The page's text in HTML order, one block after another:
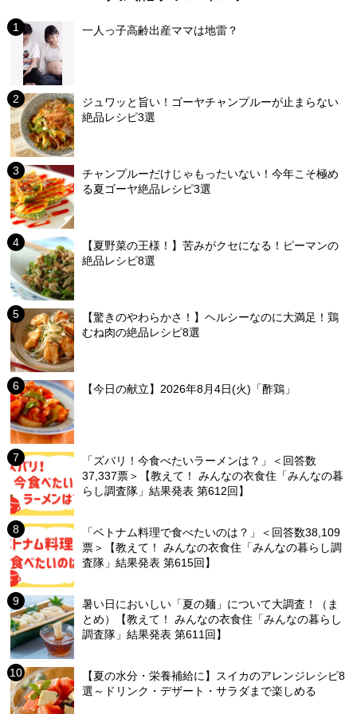
一人っ子高齢出産ママは地雷？
ジュワッと旨い！ゴーヤチャンプルーが止まらない
絶品レシピ3選
チャンプルーだけじゃもったいない！今年こそ極め
る夏ゴーヤ絶品レシピ3選
【夏野菜の王様！】苦みがクセになる！ピーマンの
絶品レシピ8選
【驚きのやわらかさ！】ヘルシーなのに大満足！鶏
むね肉の絶品レシピ8選
【今日の献立】2026年8月4日(火)「酢鶏」
「ズバリ！今食べたいラーメンは？」＜回答数
37,337票＞【教えて！ みんなの衣食住「みんなの暮
らし調査隊」結果発表 第612回】
「ベトナム料理で食べたいのは？」＜回答数38,109
票＞【教えて！ みんなの衣食住「みんなの暮らし調
査隊」結果発表 第615回】
暑い日においしい「夏の麺」について大調査！（ま
とめ）【教えて！ みんなの衣食住「みんなの暮らし
調査隊」結果発表 第611回】
【夏の水分・栄養補給に】スイカのアレンジレシピ8
選～ドリンク・デザート・サラダまで楽しめる